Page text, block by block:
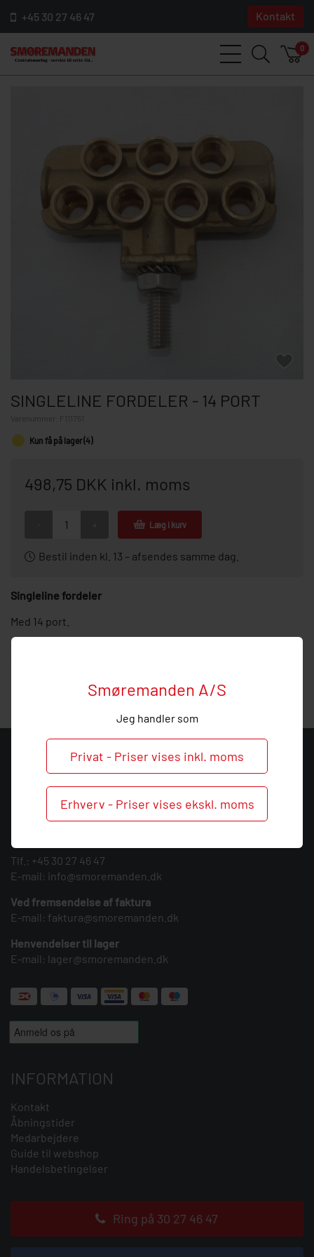
Smøremanden A/S
Jeg handler som
Privat - Priser vises inkl. moms
Erhverv - Priser vises ekskl. moms
+45 30 27 46 47 Kontakt
0
SINGLELINE FORDELER - 14 PORT
F111751
Kun få på lager (4)
498,75 DKK inkl. moms
Læg i kurv
Bestil inden kl. 13 – afsendes samme dag.
Singleline fordeler
Med 14 port.
KONTAKT
Smøremanden A/S
CVR: 39683717
Søndergården 3
Tlf.: +45 30 27 46 47
E-mail: info@smoremanden.dk
Ved fremsendelse af faktura
E-mail: faktura@smoremanden.dk
Henvendelser til lager
E-mail: lager@smoremanden.dk
INFORMATION
Kontakt
Åbningstider
Medarbejdere
Guide til webshop
Handelsbetingelser
Ring på 30 27 46 47